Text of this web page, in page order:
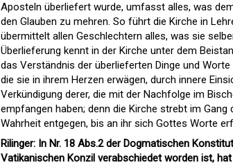
Aposteln überliefert wurde, umfasst alles, was
den Glauben zu mehren. So führt die Kirche in
übermittelt allen Geschlechtern alles, was sie
Überlieferung kennt in der Kirche unter dem
das Verständnis der überlieferten Dinge und
die sie in ihrem Herzen erwägen, durch innere
Verkündigung derer, die mit der Nachfolge im
empfangen haben; denn die Kirche strebt im
Wahrheit entgegen, bis an ihr sich Gottes Worte
Rilinger: In Nr. 18 Abs.2 der Dogmatischen
Vatikanischen Konzil verabschiedet worden ist,